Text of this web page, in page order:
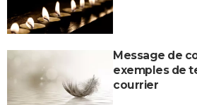
Message de
exemples de
courrier